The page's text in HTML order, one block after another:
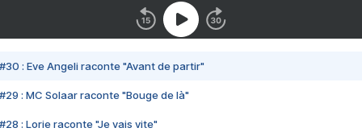
#30 : Eve Angeli raconte "Avant de partir"
#29 : MC Solaar raconte "Bouge de là"
#28 : Lorie raconte "Je vais vite"